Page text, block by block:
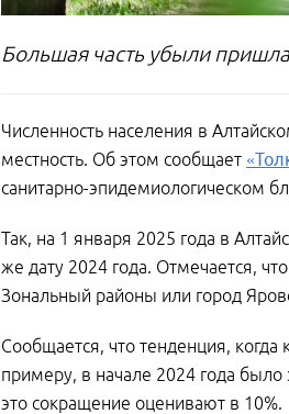
Большая часть убыли
Численность населения в
местность. Об этом сообщает
санитарно-эпидемиологическом
Так, на 1 января 2025 года в
же дату 2024 года. Отмечается,
Зональный районы или город
Сообщается, что тенденция,
примеру, в начале 2024 года
это сокращение оценивают в 10%.